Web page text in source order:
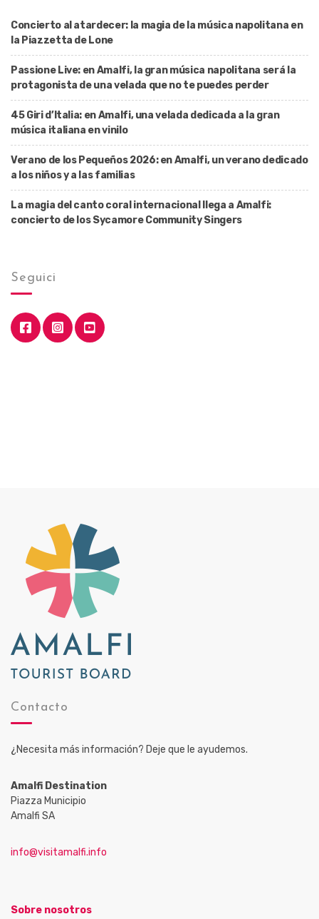
Concierto al atardecer: la magia de la música napolitana en
la Piazzetta de Lone
Passione Live: en Amalfi, la gran música napolitana será la
protagonista de una velada que no te puedes perder
45 Giri d’Italia: en Amalfi, una velada dedicada a la gran
música italiana en vinilo
Verano de los Pequeños 2026: en Amalfi, un verano dedicado
a los niños y a las familias
La magia del canto coral internacional llega a Amalfi:
concierto de los Sycamore Community Singers
Seguici
Contacto
¿Necesita más información? Deje que le ayudemos.
Amalfi Destination
Piazza Municipio
Amalfi SA
info@visitamalfi.info
Sobre nosotros